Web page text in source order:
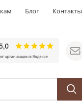
Блог Контакты